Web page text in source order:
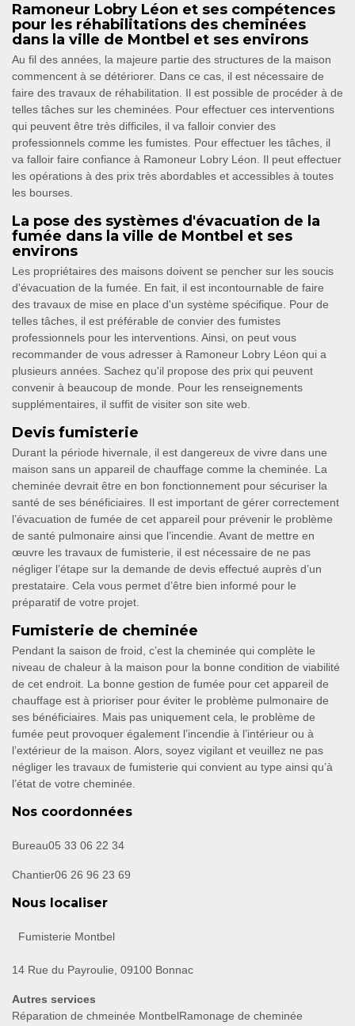
Ramoneur Lobry Léon et ses compétences
pour les réhabilitations des cheminées
dans la ville de Montbel et ses environs
Au fil des années, la majeure partie des structures de la maison
commencent à se détériorer. Dans ce cas, il est nécessaire de
faire des travaux de réhabilitation. Il est possible de procéder à de
telles tâches sur les cheminées. Pour effectuer ces interventions
qui peuvent être très difficiles, il va falloir convier des
professionnels comme les fumistes. Pour effectuer les tâches, il
va falloir faire confiance à Ramoneur Lobry Léon. Il peut effectuer
les opérations à des prix très abordables et accessibles à toutes
les bourses.
La pose des systèmes d'évacuation de la
fumée dans la ville de Montbel et ses
environs
Les propriétaires des maisons doivent se pencher sur les soucis
d'évacuation de la fumée. En fait, il est incontournable de faire
des travaux de mise en place d'un système spécifique. Pour de
telles tâches, il est préférable de convier des fumistes
professionnels pour les interventions. Ainsi, on peut vous
recommander de vous adresser à Ramoneur Lobry Léon qui a
plusieurs années. Sachez qu'il propose des prix qui peuvent
convenir à beaucoup de monde. Pour les renseignements
supplémentaires, il suffit de visiter son site web.
Devis fumisterie
Durant la période hivernale, il est dangereux de vivre dans une
maison sans un appareil de chauffage comme la cheminée. La
cheminée devrait être en bon fonctionnement pour sécuriser la
santé de ses bénéficiaires. Il est important de gérer correctement
l’évacuation de fumée de cet appareil pour prévenir le problème
de santé pulmonaire ainsi que l’incendie. Avant de mettre en
œuvre les travaux de fumisterie, il est nécessaire de ne pas
négliger l’étape sur la demande de devis effectué auprès d’un
prestataire. Cela vous permet d’être bien informé pour le
préparatif de votre projet.
Fumisterie de cheminée
Pendant la saison de froid, c’est la cheminée qui complète le
niveau de chaleur à la maison pour la bonne condition de viabilité
de cet endroit. La bonne gestion de fumée pour cet appareil de
chauffage est à prioriser pour éviter le problème pulmonaire de
ses bénéficiaires. Mais pas uniquement cela, le problème de
fumée peut provoquer également l’incendie à l’intérieur ou à
l’extérieur de la maison. Alors, soyez vigilant et veuillez ne pas
négliger les travaux de fumisterie qui convient au type ainsi qu’à
l’état de votre cheminée.
Nos coordonnées
Bureau05 33 06 22 34
Chantier06 26 96 23 69
Nous localiser
Fumisterie Montbel
14 Rue du Payroulie, 09100 Bonnac
Autres services
Réparation de chmeinée MontbelRamonage de cheminée